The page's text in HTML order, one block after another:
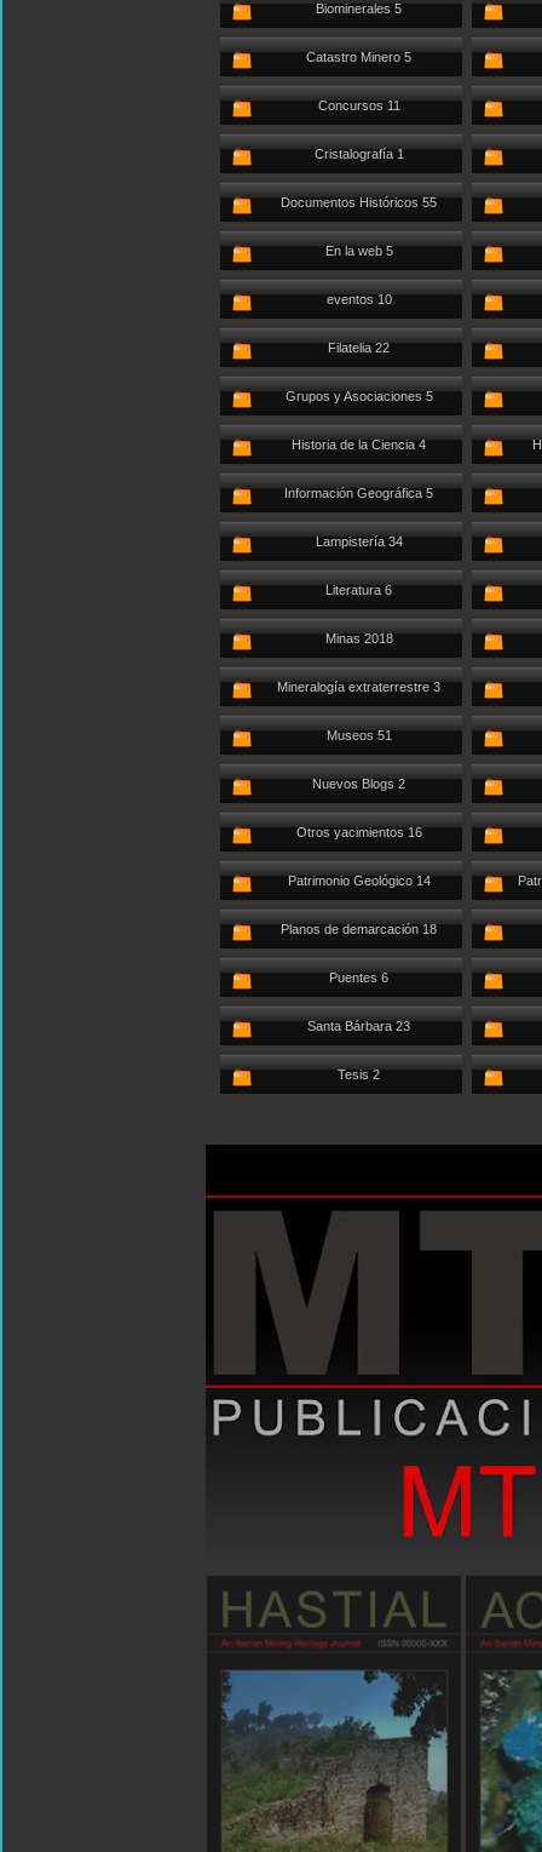
Biominerales 5
Catastro Minero 5
Concursos 11
Cristalografía 1
Documentos Históricos 55
En la web 5
eventos 10
Filatelia 22
Grupos y Asociaciones 5
Historia de la Ciencia 4
Información Geográfica 5
Lampistería 34
Literatura 6
Minas 2018
Mineralogía extraterrestre 3
Museos 51
Nuevos Blogs 2
Otros yacimientos 16
Patrimonio Geológico 14
Planos de demarcación 18
Puentes 6
Santa Bárbara 23
Tesis 2